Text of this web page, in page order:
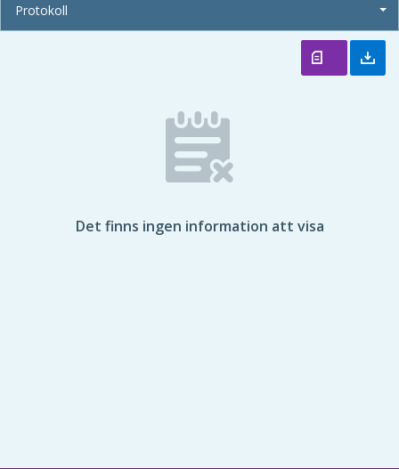
Protokoll
Det finns ingen information att visa